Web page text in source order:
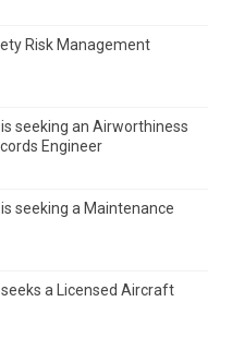
Risk Management
seeking an Airworthiness
Engineer
seeking a Maintenance
a Licensed Aircraft